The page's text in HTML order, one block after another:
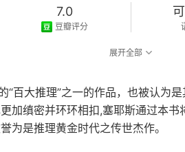
7.0
豆瓣评分
展开全部
“百大推理”之一的作品，也被认为
加缜密并环环相扣,塞耶斯通过本
为是推理黄金时代之传世杰作。